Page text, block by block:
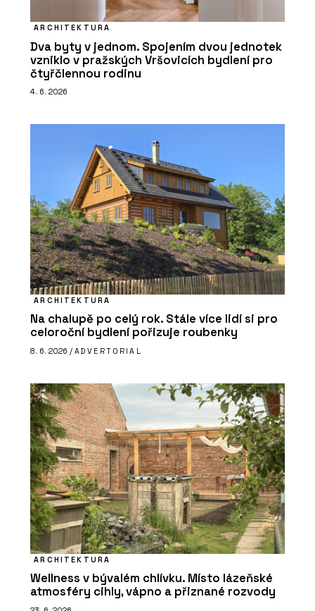
ARCHITEKTURA
Dva byty v jednom. Spojením dvou jednotek
vzniklo v pražských Vršovicích bydlení pro
čtyřčlennou rodinu
4. 6. 2026
ARCHITEKTURA
Na chalupě po celý rok. Stále více lidí si pro
celoroční bydlení pořizuje roubenky
8. 6. 2026 / ADVERTORIAL
ARCHITEKTURA
Wellness v bývalém chlívku. Místo lázeňské
atmosféry cihly, vápno a přiznané rozvody